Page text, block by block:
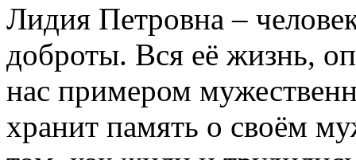
Лидия Петровна –
доброты. Вся её жизнь,
нас примером
хранит память о своём